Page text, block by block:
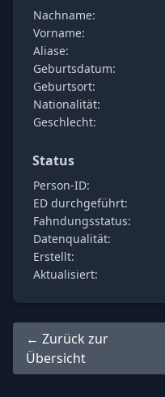
Nachname:
Vorname:
Aliase:
Geburtsdatum:
Geburtsort:
Nationalität:
Geschlecht:
Status
Person-ID:
ED durchgeführt:
Fahndungsstatus:
Datenqualität:
Erstellt:
Aktualisiert:
← Zurück zur
Übersicht